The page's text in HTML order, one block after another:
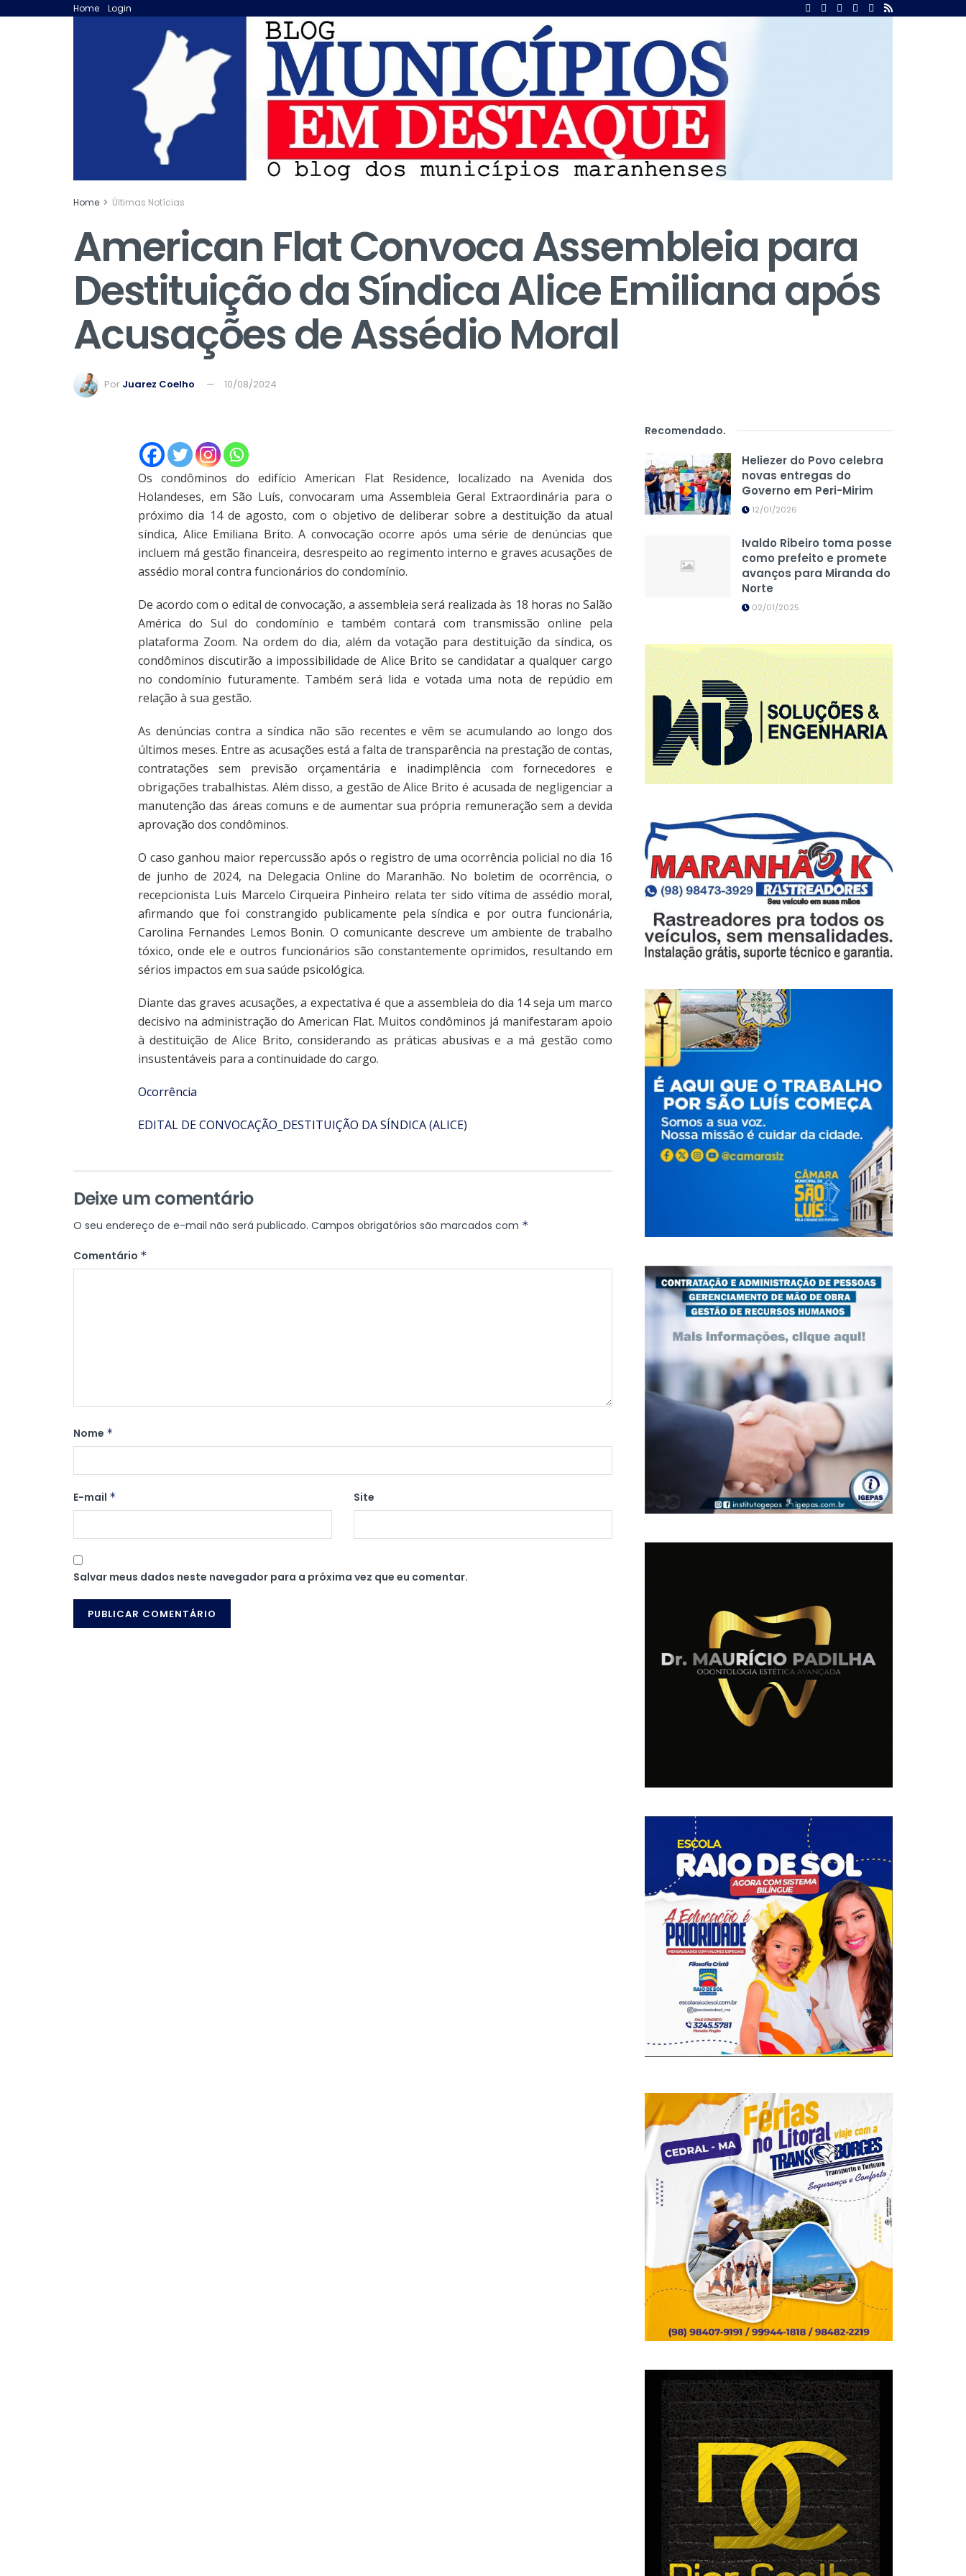
Home Login
Home Últimas Notícias
American Flat Convoca Assembleia para
Destituição da Síndica Alice Emiliana após
Acusações de Assédio Moral
Por Juarez Coelho 10/08/2024
Os condôminos do edifício American Flat Residence, localizado na Avenida dos
Holandeses, em São Luís, convocaram uma Assembleia Geral Extraordinária para o
próximo dia 14 de agosto, com o objetivo de deliberar sobre a destituição da atual
síndica, Alice Emiliana Brito. A convocação ocorre após uma série de denúncias que
incluem má gestão financeira, desrespeito ao regimento interno e graves acusações de
assédio moral contra funcionários do condomínio.
De acordo com o edital de convocação, a assembleia será realizada às 18 horas no Salão
América do Sul do condomínio e também contará com transmissão online pela
plataforma Zoom. Na ordem do dia, além da votação para destituição da síndica, os
condôminos discutirão a impossibilidade de Alice Brito se candidatar a qualquer cargo
no condomínio futuramente. Também será lida e votada uma nota de repúdio em
relação à sua gestão.
As denúncias contra a síndica não são recentes e vêm se acumulando ao longo dos
últimos meses. Entre as acusações está a falta de transparência na prestação de contas,
contratações sem previsão orçamentária e inadimplência com fornecedores e
obrigações trabalhistas. Além disso, a gestão de Alice Brito é acusada de negligenciar a
manutenção das áreas comuns e de aumentar sua própria remuneração sem a devida
aprovação dos condôminos.
O caso ganhou maior repercussão após o registro de uma ocorrência policial no dia 16
de junho de 2024, na Delegacia Online do Maranhão. No boletim de ocorrência, o
recepcionista Luis Marcelo Cirqueira Pinheiro relata ter sido vítima de assédio moral,
afirmando que foi constrangido publicamente pela síndica e por outra funcionária,
Carolina Fernandes Lemos Bonin. O comunicante descreve um ambiente de trabalho
tóxico, onde ele e outros funcionários são constantemente oprimidos, resultando em
sérios impactos em sua saúde psicológica.
Diante das graves acusações, a expectativa é que a assembleia do dia 14 seja um marco
decisivo na administração do American Flat. Muitos condôminos já manifestaram apoio
à destituição de Alice Brito, considerando as práticas abusivas e a má gestão como
insustentáveis para a continuidade do cargo.
Ocorrência
EDITAL DE CONVOCAÇÃO_DESTITUIÇÃO DA SÍNDICA (ALICE)
Deixe um comentário
O seu endereço de e-mail não será publicado. Campos obrigatórios são marcados com *
Comentário *
Nome *
E-mail * Site
Salvar meus dados neste navegador para a próxima vez que eu comentar.
Recomendado.
Heliezer do Povo celebra
novas entregas do
Governo em Peri-Mirim
12/01/2026
Ivaldo Ribeiro toma posse
como prefeito e promete
avanços para Miranda do
Norte
02/01/2025